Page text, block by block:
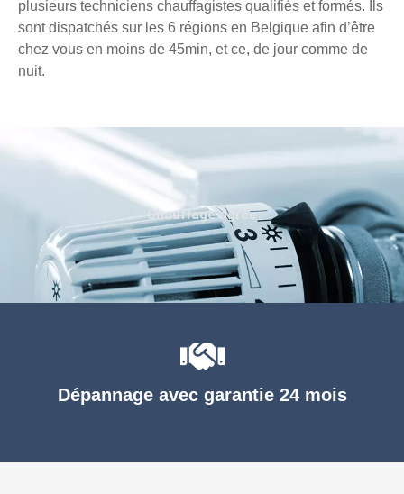
plusieurs techniciens chauffagistes qualifiés et formés. Ils
sont dispatchés sur les 6 régions en Belgique afin d’être
chez vous en moins de 45min, et ce, de jour comme de
nuit.
Dépannage avec garantie 24 mois
Chauffage agréé